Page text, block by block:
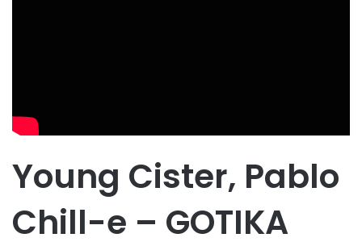
Young Cister, Pablo
Chill-e – GOTIKA